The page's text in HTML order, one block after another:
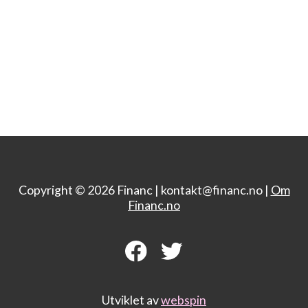
Copyright © 2026 Financ | kontakt@financ.no | Om
Financ.no
Utviklet avwebspin